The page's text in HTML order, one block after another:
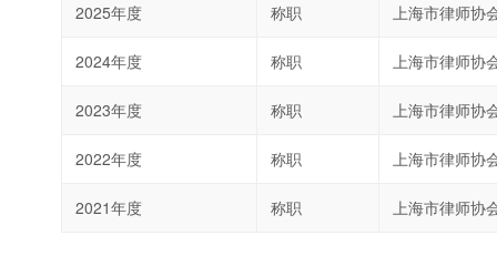
2025年度 称职 上海市律师协
2024年度 称职 上海市律师协
2023年度 称职 上海市律师协
2022年度 称职 上海市律师协
2021年度 称职 上海市律师协